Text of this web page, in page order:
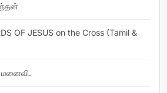
OF JESUS on the Cross (Tamil &
மனைவி.